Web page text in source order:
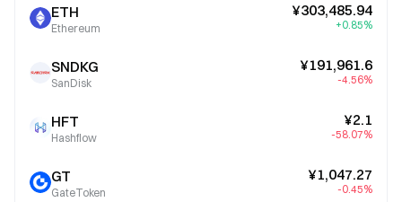
ETH
Ethereum
¥303,485.94
+0.85%
SNDKG
SanDisk
¥191,961.6
-4.56%
HFT
Hashflow
¥2.1
-58.07%
GT
GateToken
¥1,047.27
-0.45%